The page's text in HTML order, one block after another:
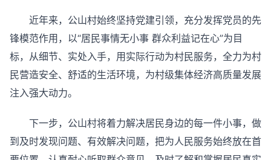
近年来，公山村始终坚持党建引领，充分发挥党员的先
锋模范作用，以“居民事情无小事 群众利益记在心”为目
标，从细节、实处入手，用实际行动为村民服务，全力为村
民营造安全、舒适的生活环境，为村级集体经济高质量发展
注入强大动力。
下一步，公山村将着力解决居民身边的每一件小事，做
到及时发现问题、有效解决问题，把为人民服务始终放在首